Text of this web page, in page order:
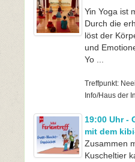
Yin Yoga ist
Durch die
löst der
und
Yo ...
Treffpunkt:
Info/Haus der
19:00 Uhr -
mit dem
Zusammen
Kuscheltier